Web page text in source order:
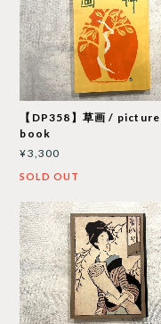
【DP358】草画 / picture
book
¥3,300
SOLD OUT